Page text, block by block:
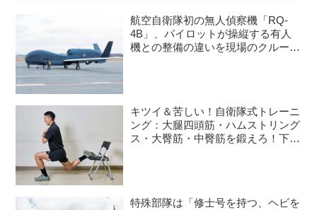
航空自衛隊初の無人偵察機「RQ-
4B」、パイロットが操縦する有人
機との整備の違いを現場のクルーが
キツイ＆苦しい！自衛隊式トレーニ
ング：大腿四頭筋・ハムストリング
ス・大臀筋・中臀筋を鍛えろ！下半
特殊部隊は「修士号を持つ、ヘビを